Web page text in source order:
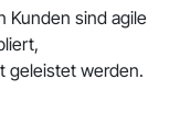
Kunden sind agile
geleistet werden.